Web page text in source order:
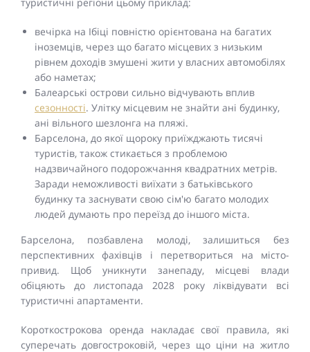
вечірка на Ібіці повністю орієнтована на багатих
іноземців, через що багато місцевих з низьким
рівнем доходів змушені жити у власних автомобілях
або наметах;
Балеарські острови сильно відчувають вплив
сезонності. Улітку місцевим не знайти ані будинку,
ані вільного шезлонга на пляжі.
Барселона, до якої щороку приїжджають тисячі
туристів, також стикається з проблемою
надзвичайного подорожчання квадратних метрів.
Заради неможливості виїхати з батьківського
будинку та заснувати свою сім'ю багато молодих
людей думають про переїзд до іншого міста.
Барселона, позбавлена молоді, залишиться без
перспективних фахівців і перетвориться на місто-
привид. Щоб уникнути занепаду, місцеві влади
обіцяють до листопада 2028 року ліквідувати всі
туристичні апартаменти.
Короткострокова оренда накладає свої правила, які
суперечать довгостроковій, через що ціни на житло